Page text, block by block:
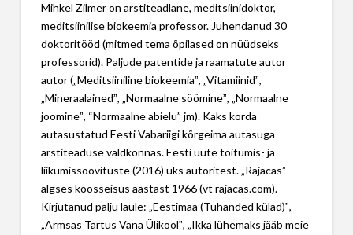
Mihkel Zilmer on arstiteadlane, meditsiinidoktor,
meditsiinilise biokeemia professor. Juhendanud 30
doktoritööd (mitmed tema õpilased on nüüdseks
professorid). Paljude patentide ja raamatute autor
autor („Meditsiiniline biokeemiaˮ, „Vitamiinidˮ,
„Mineraalainedˮ, „Normaalne söömineˮ, „Normaalne
joomineˮ, “Normaalne abielu” jm). Kaks korda
autasustatud Eesti Vabariigi kõrgeima autasuga
arstiteaduse valdkonnas. Eesti uute toitumis- ja
liikumissoovituste (2016) üks autoritest. „Rajacasˮ
algses koosseisus aastast 1966 (vt rajacas.com).
Kirjutanud palju laule: „Eestimaa (Tuhanded külad)ˮ,
„Armsas Tartus Vana Ülikoolˮ, „Ikka lühemaks jääb meie